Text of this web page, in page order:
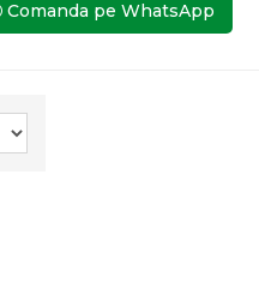
Comanda pe WhatsApp